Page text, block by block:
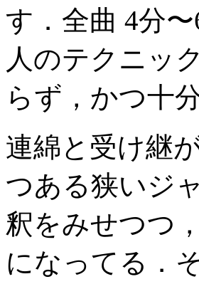
す．全曲 4分
人のテクニッ
らず，かつ十
連綿と受け継
つある狭いジ
釈をみせつつ
になってる．